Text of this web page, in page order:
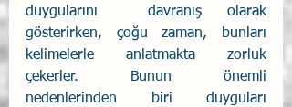
duygularını  davranış olarak
gösterirken, çoğu zaman, bunları
kelimelerle anlatmakta zorluk
çekerler. Bunun önemli
nedenlerinden biri duyguları